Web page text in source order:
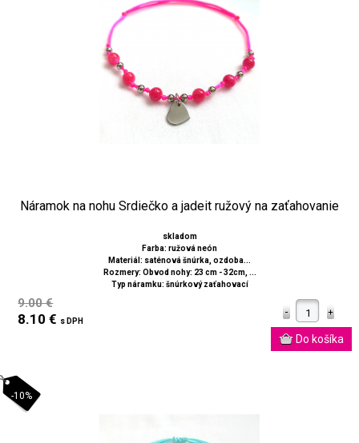
Náramok na nohu Srdiečko a jadeit ružový na zaťahovanie
skladom
Farba: ružová neón
Materiál: saténová šnúrka, ozdoba...
Rozmery: Obvod nohy: 23 cm - 32cm, ...
Typ náramku: šnúrkový zaťahovací
9.00 €
8.10 € s DPH
-10%